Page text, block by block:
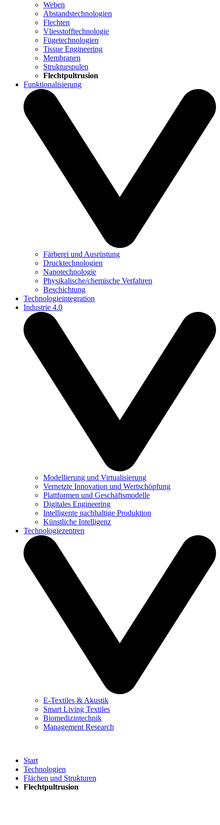
Weben
Abstandstechnologien
Flechten
Vliesstofftechnologie
Fügetechnologien
Tissue Engineering
Membranen
Strukturspulen
Flechtpultrusion
Funktionalisierung
Färberei und Ausrüstung
Drucktechnologien
Nanotechnologie
Physikalische/chemische Verfahren
Beschichtung
Technologieintegration
Industrie 4.0
Modellierung und Virtualisierung
Vernetzte Innovation und Wertschöpfung
Plattformen und Geschäftsmodelle
Digitales Engineering
Intelligente nachhaltige Produktion
Künstliche Intelligenz
Technologiezentren
E-Textiles & Akustik
Smart Living Textiles
Biomedizintechnik
Management Research
Start
Technologien
Flächen und Strukturen
Flechtpultrusion